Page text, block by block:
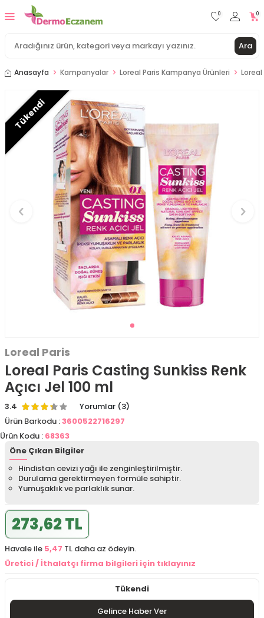
Ara
0 0
Anasayfa Kampanyalar Loreal Paris Kampanya Ürünleri Loreal
Tükendi
Loreal Paris
Loreal Paris Casting Sunkiss Renk
Açıcı Jel 100 ml
3.4
Yorumlar (3)
Ürün Barkodu :3600522716297
Ürün Kodu : 68363
Öne Çıkan Bilgiler
Hindistan cevizi yağı ile zenginleştirilmiştir.
Durulama gerektirmeyen formüle sahiptir.
Yumuşaklık ve parlaklık sunar.
273,62 TL
Havale ile 5,47 TL daha az ödeyin.
Üretici / İthalatçı firma bilgileri için tıklayınız
Tükendi
Gelince Haber Ver